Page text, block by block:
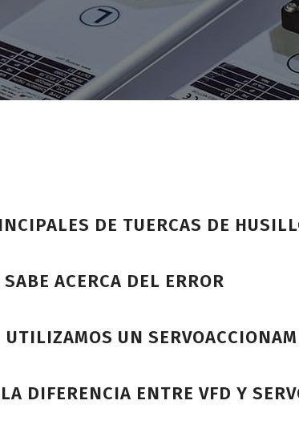
DE TUERCAS DE
ACERCA DEL ERROR
UTILIZAMOS UN
DIFERENCIA ENTRE VFD Y